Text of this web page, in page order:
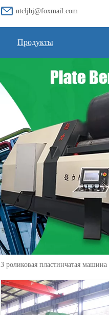
ntcljbj@foxmail.com
Продукты
3 роликовая пластинчатая машина